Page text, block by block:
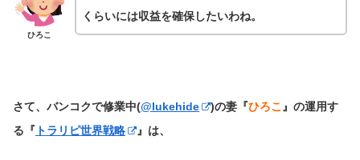
ひろこ
くらいには収益を確保したいわね。
さて、バンコクで修業中(@lukehide )の妻『ひろこ 』の運用す
る 『 トラリピ世界戦略 』は、